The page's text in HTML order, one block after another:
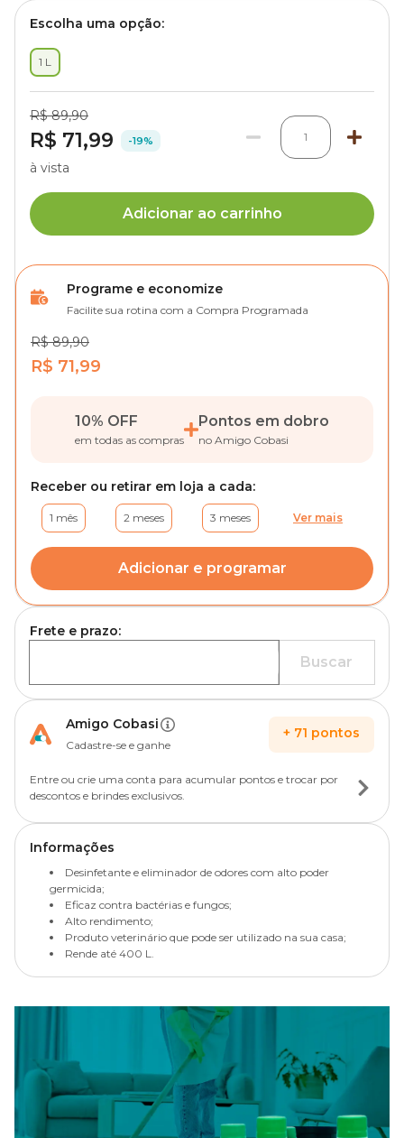
Escolha uma opção:
1 L
R$ 89,90
R$ 71,99 -19% 1
à vista
Adicionar ao carrinho
Programe e economize
Facilite sua rotina com a Compra Programada
R$ 89,90
R$ 71,99
10% OFF
em todas as compras
Pontos em dobro
no Amigo Cobasi
Receber ou retirar em loja a cada:
1 mês 2 meses 3 meses Ver mais
Adicionar e programar
Frete e prazo:
Buscar
Amigo Cobasi
Cadastre-se e ganhe
+ 71 pontos
Entre ou crie uma conta para acumular pontos e trocar por
descontos e brindes exclusivos.
Informações
Desinfetante e eliminador de odores com alto poder
germicida;
Eficaz contra bactérias e fungos;
Alto rendimento;
Produto veterinário que pode ser utilizado na sua casa;
Rende até 400 L.